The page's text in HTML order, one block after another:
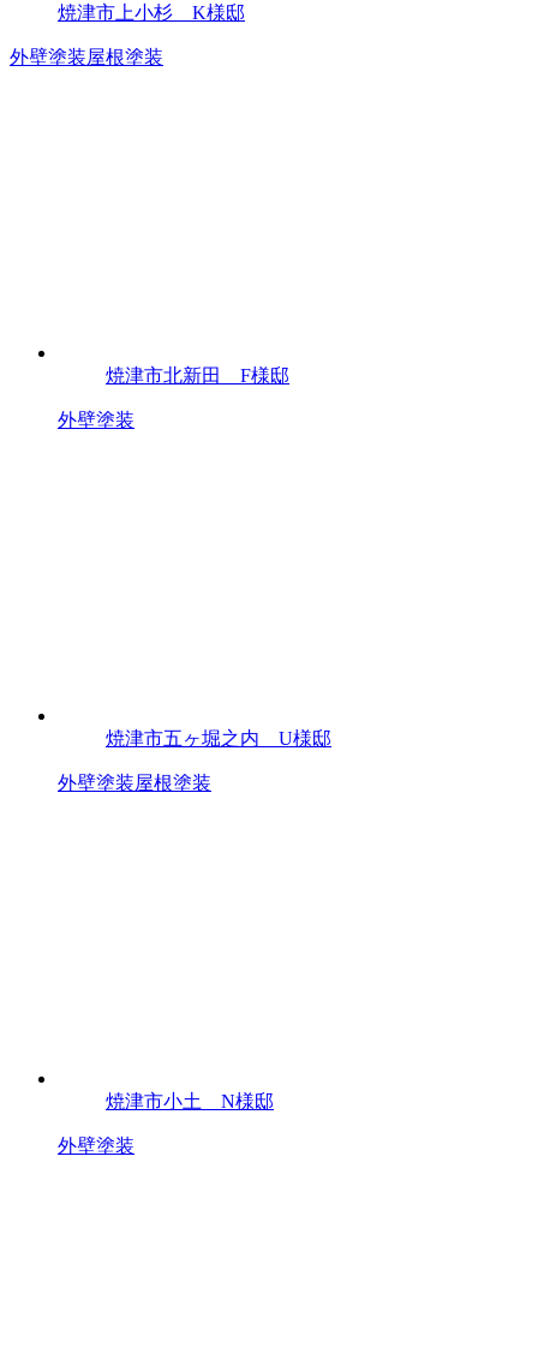
焼津市上小杉 K様邸
外壁塗装屋根塗装
焼津市北新田 F様邸
外壁塗装
焼津市五ヶ堀之内 U様邸
外壁塗装屋根塗装
焼津市小土 N様邸
外壁塗装